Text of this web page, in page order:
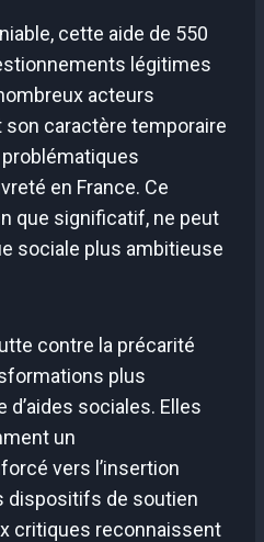
cette aide de 550
légitimes
acteurs
caractère temporaire
en France. Ce
que significatif, ne peut
sociale plus ambitieuse
contre la précarité
plus
sociales. Elles
un
vers l’insertion
dispositifs de soutien
critiques reconnaissent